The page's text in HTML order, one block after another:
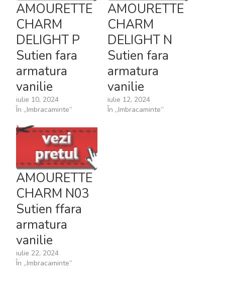
AMOURETTE
CHARM
DELIGHT P
Sutien fara
armatura
vanilie
iulie 10, 2024
În „Imbracaminte”
AMOURETTE
CHARM
DELIGHT N
Sutien fara
armatura
vanilie
iulie 12, 2024
În „Imbracaminte”
AMOURETTE
CHARM N03
Sutien ffara
armatura
vanilie
iulie 22, 2024
În „Imbracaminte”